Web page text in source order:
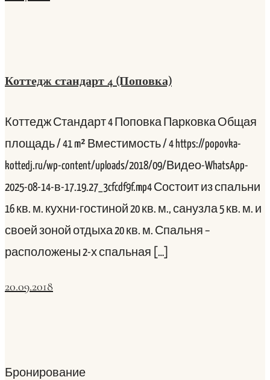
Коттедж стандарт 4 (Поповка)
Коттедж Стандарт 4 Поповка Парковка Общая
площадь / 41 m² Вместимость / 4 https://popovka-
kottedj.ru/wp-content/uploads/2018/09/Видео-WhatsApp-
2025-08-14-в-17.19.27_3cfcdf9f.mp4 Состоит из спальни
16 кв. м. кухни-гостиной 20 кв. м., санузла 5 кв. м. и
своей зоной отдыха 20 кв. м. Спальня –
расположены 2-х спальная […]
20.09.2018
Бронирование